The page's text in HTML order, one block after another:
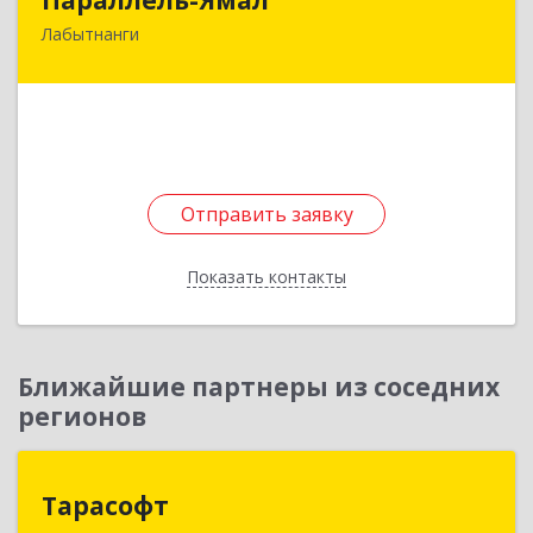
Лабытнанги
Отправить заявку
Показать контакты
629400, Ямало-Ненецкий АО, Лабытнанги г,
Отправить заявку
Назад
Ближайшие партнеры из соседних
регионов
Тарасофт